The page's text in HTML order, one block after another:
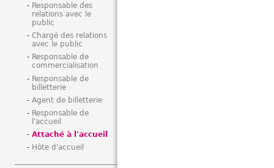
Responsable des
relations avec le
public
Chargé des relations
avec le public
Responsable de
commercialisation
Responsable de
billetterie
Agent de billetterie
Responsable de
l'accueil
Attaché à l'accueil
Hôte d'accueil